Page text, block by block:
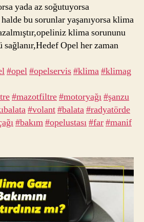
yada az soğutuyorsa
halde bu sorunlar yaşanıyorsa klima
klima sorununu
Opel her zaman
#opel#opelservis#klima#klimag
#mazotfiltre#motoryağı#şanzu
#volant#balata#radyatörde
#bakım#opelustası#far#manif